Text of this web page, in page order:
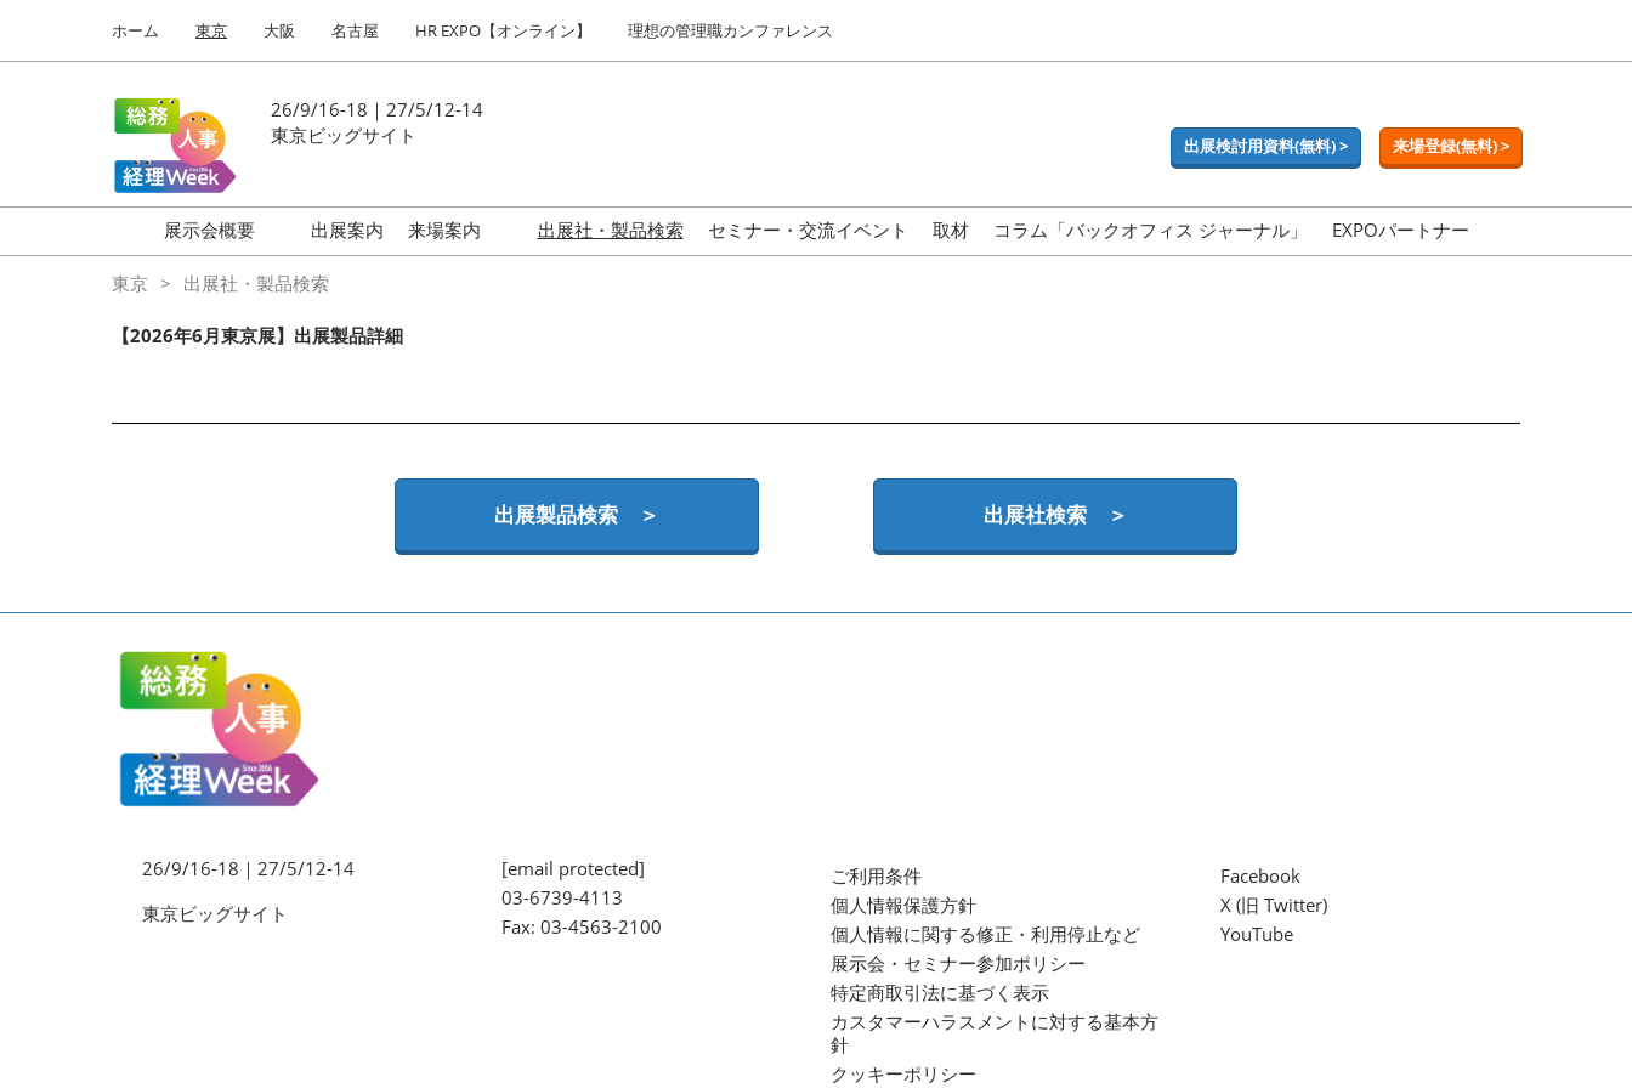
キ
プ
し
て
進
to
ホーム 東京 大阪 名古屋 HR EXPO【オンライン】 理想の管理職カンファレンス
26/9/16-18｜27/5/12-14
東京ビッグサイト
出展検討用資料(無料) > 来場登録(無料) >
展示会概要
働き方改革 EXPO
【9月より】バックオフィス
AIエージェント EXPO
【9月】展示会概要
出展案内
来場案内
出展社・製品検索 セミナー・交流イベント 取材 コラム「バックオフィス ジャーナル」 EXPOパートナー
東京 出展社・製品検索
【2026年6月東京展】出展製品詳細
出展製品検索 ＞ 出展社検索 ＞
26/9/16-18｜27/5/12-14
東京ビッグサイト
[email protected]
03-6739-4113
Fax: 03-4563-2100
ご利用条件
個人情報保護方針
個人情報に関する修正・利用停止など
展示会・セミナー参加ポリシー
特定商取引法に基づく表示
カスタマーハラスメントに対する基本方
針
クッキーポリシー
Facebook
X (旧 Twitter)
YouTube